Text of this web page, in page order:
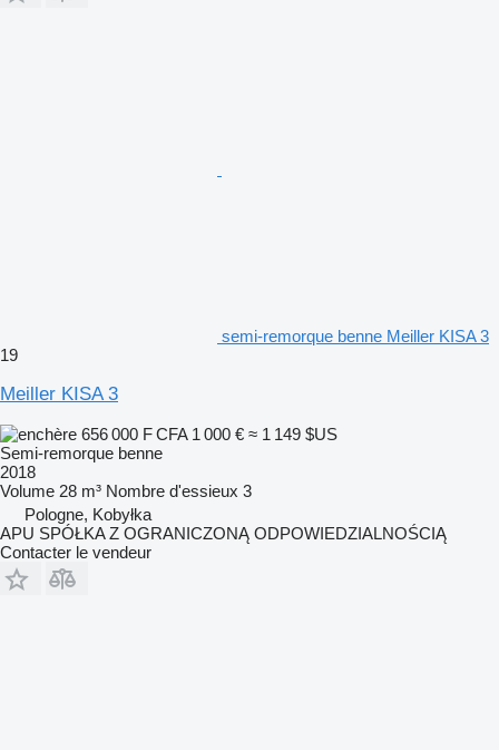
semi-remorque benne Meiller KISA 3
19
Meiller KISA 3
656 000 F CFA 1 000 € ≈ 1 149 $US
Semi-remorque benne
2018
Volume 28 m³ Nombre d'essieux 3
Pologne, Kobyłka
APU SPÓŁKA Z OGRANICZONĄ ODPOWIEDZIALNOŚCIĄ
Contacter le vendeur